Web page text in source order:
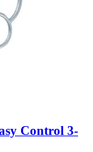
Control 3-​